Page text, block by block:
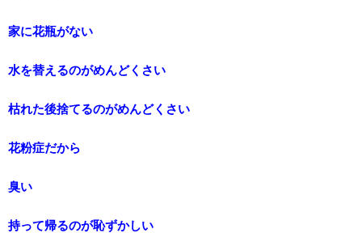
家に花瓶がない
水を替えるのがめんどくさい
枯れた後捨てるのがめんどくさい
花粉症だから
臭い
持って帰るのが恥ずかしい